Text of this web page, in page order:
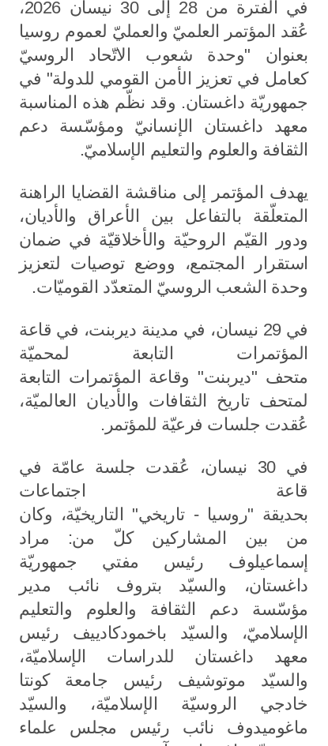
في الفترة من 28 إلى 30 نيسان 2026،
عُقد المؤتمر العلميّ والعمليّ لعموم روسيا
بعنوان "وحدة شعوب الاتّحاد الروسيّ
كعامل في تعزيز الأمن القومي للدولة" في
جمهوريّة داغستان. وقد نظّم هذه المناسبة
معهد داغستان الإنسانيّ ومؤسّسة دعم
الثقافة والعلوم والتعليم الإسلاميّ.
يهدف المؤتمر إلى مناقشة القضايا الراهنة
المتعلّقة بالتفاعل بين الأعراق والأديان،
ودور القيّم الروحيّة والأخلاقيّة في ضمان
استقرار المجتمع، ووضع توصيات لتعزيز
وحدة الشعب الروسيّ المتعدّد القوميّات.
في 29 نيسان، في مدينة ديربنت، في قاعة
المؤتمرات التابعة لمحميّة
متحف "ديربنت" وقاعة المؤتمرات التابعة
لمتحف تاريخ الثقافات والأديان العالميّة،
عُقدت جلسات فرعيّة للمؤتمر.
في 30 نيسان، عُقدت جلسة عامّة في
قاعة اجتماعات
بحديقة "روسيا - تاريخي" التاريخيّة، وكان
من بين المشاركين كلّ من: مراد
إسماعيلوف رئيس مفتي جمهوريّة
داغستان، والسيّد بتروف نائب مدير
مؤسّسة دعم الثقافة والعلوم والتعليم
الإسلاميّ، والسيّد باخمودكادييف رئيس
معهد داغستان للدراسات الإسلاميّة،
والسيّد موتوشيف رئيس جامعة كونتا
خادجي الروسيّة الإسلاميّة، والسيّد
ماغوميدوف نائب رئيس مجلس علماء